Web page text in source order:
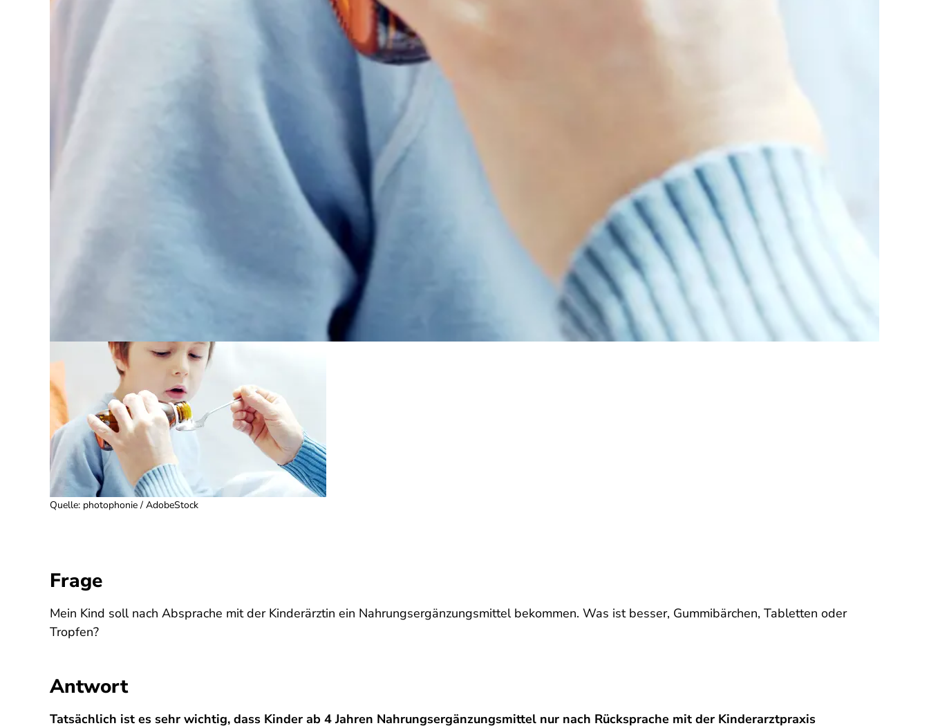
Quelle: photophonie / AdobeStock
Frage
Mein Kind soll nach Absprache mit der Kinderärztin ein Nahrungsergänzungsmittel bekommen. Was ist besser, Gummibärchen, Tabletten oder
Tropfen?
Antwort
Tatsächlich ist es sehr wichtig, dass Kinder ab 4 Jahren Nahrungsergänzungsmittel nur nach Rücksprache mit der Kinderarztpraxis